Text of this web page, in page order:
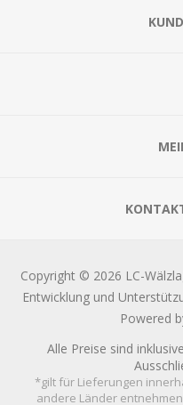
Copyright © 2026 LC-
Entwicklung und
Powered
Alle Preise sind
*gilt für Lieferungen
andere Länder